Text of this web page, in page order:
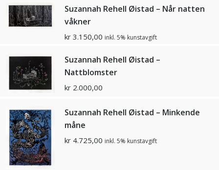
Suzannah Rehell Øistad – Når natten
våkner
kr 3.150,00 inkl. 5% kunstavgift
Suzannah Rehell Øistad –
Nattblomster
kr 2.000,00
Suzannah Rehell Øistad – Minkende
måne
kr 4.725,00 inkl. 5% kunstavgift